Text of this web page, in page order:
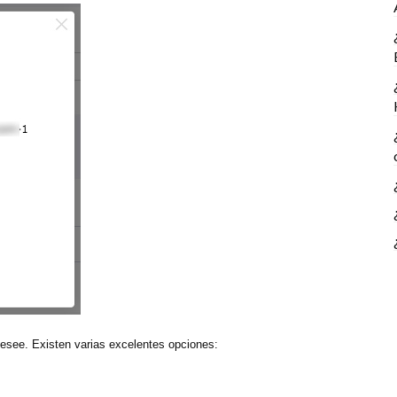
Existen varias excelentes opciones: